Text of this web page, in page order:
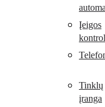
Įeigos
Tinklų
įranga